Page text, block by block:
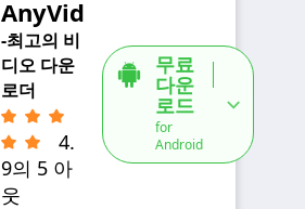
AnyVid
-최고의 비
디오 다운
로더
4.
9의 5 아
웃
무료
다운
로드
for
Android